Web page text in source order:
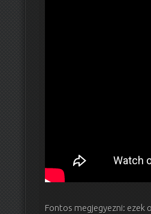
Fontos megjegyezni: ezek